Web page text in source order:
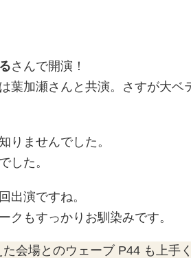
さんで開演！
葉加瀬さんと共演。さすが大ベ
りませんでした。
した。
出演ですね。
クもすっかりお馴染みです。
会場とのウェーブ P44 も上手